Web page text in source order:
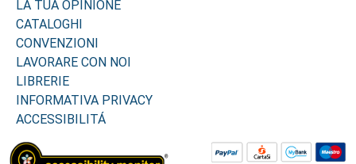
LA TUA OPINIONE
CATALOGHI
CONVENZIONI
LAVORARE CON NOI
LIBRERIE
INFORMATIVA PRIVACY
ACCESSIBILITÁ